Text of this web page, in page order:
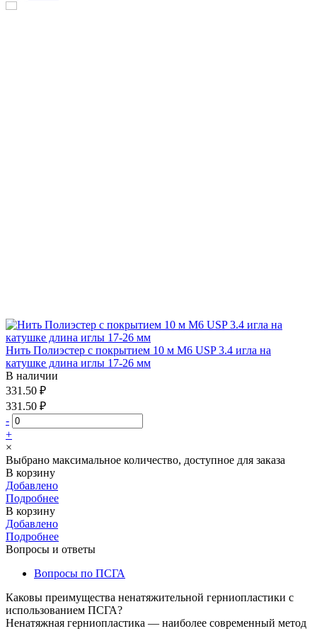
Нить Полиэстер с покрытием 10 м М6 USP 3.4 игла на
катушке длина иглы 17-26 мм
В наличии
331.50 ₽
331.50 ₽
-
+
×
Выбрано максимальное количество, доступное для заказа
В корзину
Добавлено
Подробнее
В корзину
Добавлено
Подробнее
Вопросы и ответы
Вопросы по ПСГА
Каковы преимущества ненатяжительной герниопластики с
использованием ПСГА?
Ненатяжная герниопластика — наиболее современный метод